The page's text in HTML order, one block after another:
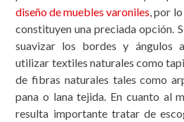
diseño de muebles varoniles , por
constituyen una preciada opción.
suavizar los bordes y ángulos
utilizar textiles naturales como
de fibras naturales tales como
pana o lana tejida. En cuanto al
resulta importante tratar de